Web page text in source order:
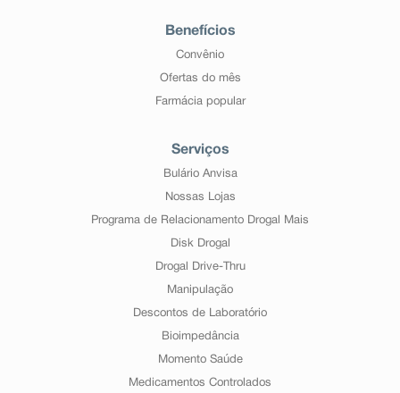
Benefícios
Convênio
Ofertas do mês
Farmácia popular
Serviços
Bulário Anvisa
Nossas Lojas
Programa de Relacionamento Drogal Mais
Disk Drogal
Drogal Drive-Thru
Manipulação
Descontos de Laboratório
Bioimpedância
Momento Saúde
Medicamentos Controlados